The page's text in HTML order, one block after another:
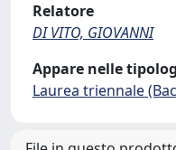
Relatore
DI VITO, GIOVANNI
Appare nelle
Laurea triennale